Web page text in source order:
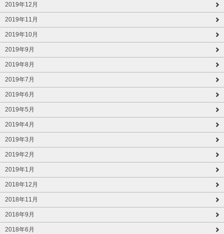
2019年12月
2019年11月
2019年10月
2019年9月
2019年8月
2019年7月
2019年6月
2019年5月
2019年4月
2019年3月
2019年2月
2019年1月
2018年12月
2018年11月
2018年9月
2018年6月